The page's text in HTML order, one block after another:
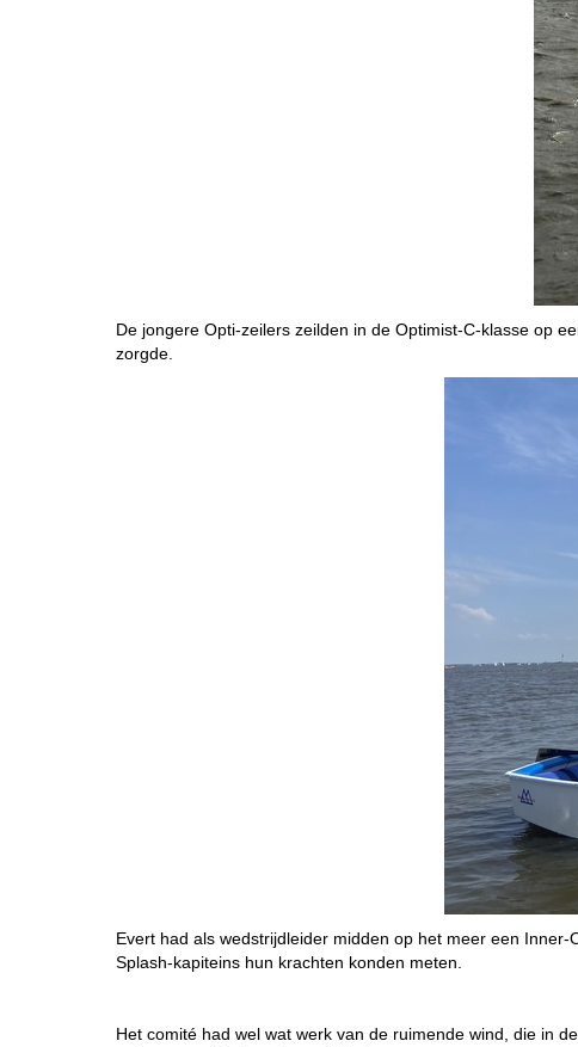
De jongere Opti-zeilers zeilden in de Optimist-C-klasse op
zorgde.
Evert had als wedstrijdleider midden op het meer een
Splash-kapiteins hun krachten konden meten.
Het comité had wel wat werk van de ruimende wind, die in